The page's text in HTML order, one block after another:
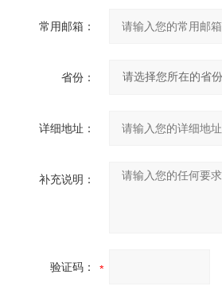
常用邮箱：
省份：
详细地址：
补充说明：
验证码：